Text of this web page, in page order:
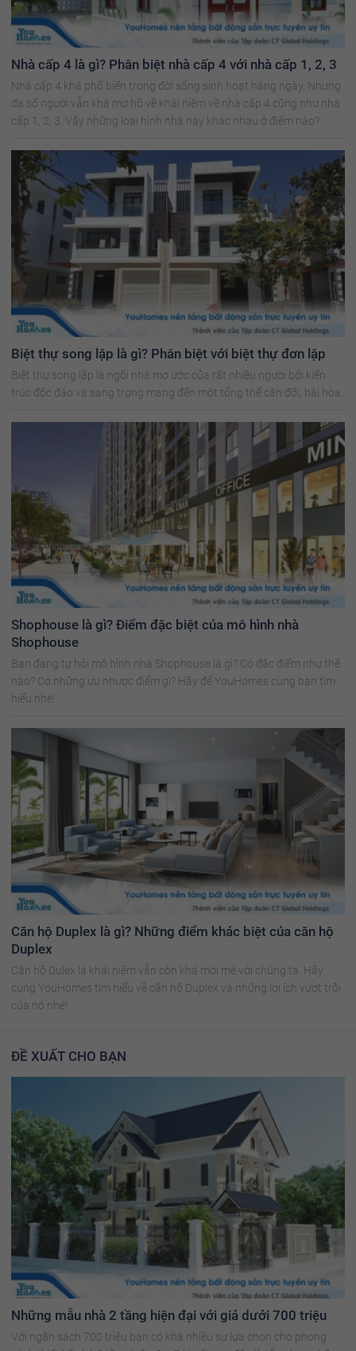
Nhà cấp 4 là gì? Phân biệt nhà cấp 4 với nhà cấp 1, 2, 3
Nhà cấp 4 khá phổ biến trong đời sống sinh hoạt hàng ngày. Nhưng
đa số người vẫn khá mơ hồ về khái niệm về nhà cấp 4 cũng như nhà
cấp 1, 2, 3. Vậy những loại hình nhà này khác nhau ở điểm nào?
Biệt thự song lập là gì? Phân biệt với biệt thự đơn lập
Biệt thự song lập là ngôi nhà mơ ước của rất nhiều người bởi kiến
trúc độc đáo và sang trọng mang đến một tổng thể cân đối, hài hòa.
Shophouse là gì? Điểm đặc biệt của mô hình nhà
Shophouse
Bạn đang tự hỏi mô hình nhà Shophouse là gì? Có đặc điểm như thế
nào? Có những ưu nhược điểm gì? Hãy để YouHomes cùng bạn tìm
hiểu nhé!
Căn hộ Duplex là gì? Những điểm khác biệt của căn hộ
Duplex
Căn hộ Dulex là khái niệm vẫn còn khá mới mẻ với chúng ta. Hãy
cùng YouHomes tìm hiểu về căn hộ Duplex và những lợi ích vượt trội
của nó nhé!
ĐỀ XUẤT CHO BẠN
Những mẫu nhà 2 tầng hiện đại với giá dưới 700 triệu
Với ngân sách 700 triệu bạn có khá nhiều sự lựa chọn cho phong